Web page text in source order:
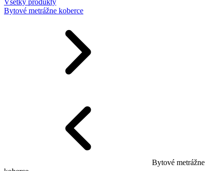
Všetky produkty
Bytové metrážne koberce
Bytové metrážne